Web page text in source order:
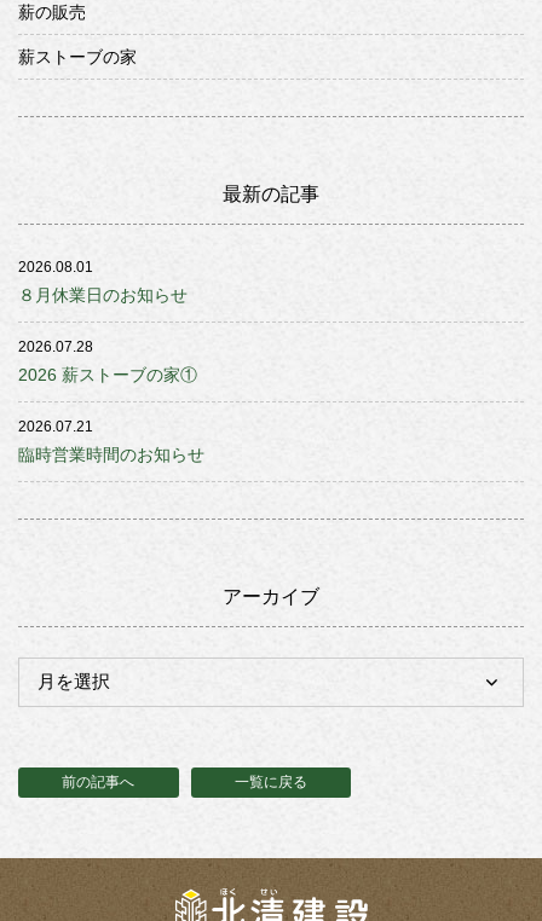
薪の販売
薪ストーブの家
最新の記事
2026.08.01
８月休業日のお知らせ
2026.07.28
2026 薪ストーブの家①
2026.07.21
臨時営業時間のお知らせ
アーカイブ
前の記事へ 一覧に戻る